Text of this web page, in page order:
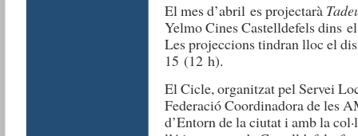
El mes d’abril es projectarà
Yelmo Cines Castelldefels dins
Les projeccions tindran lloc el
15 (12 h).
El Cicle, organitzat pel Servei
Federació Coordinadora de les
d’Entorn de la ciutat i amb la